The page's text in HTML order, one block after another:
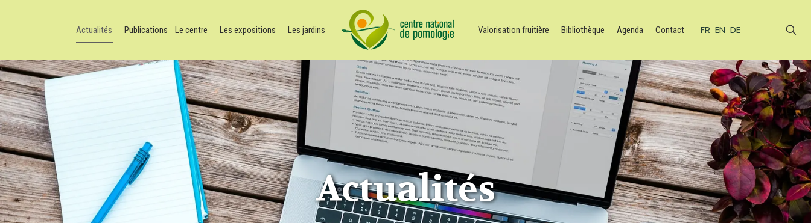
Actualités Publications Le centre Les expositions Les jardins Valorisation fruitière Bibliothèque Agenda Contact FR EN DE
Actualités